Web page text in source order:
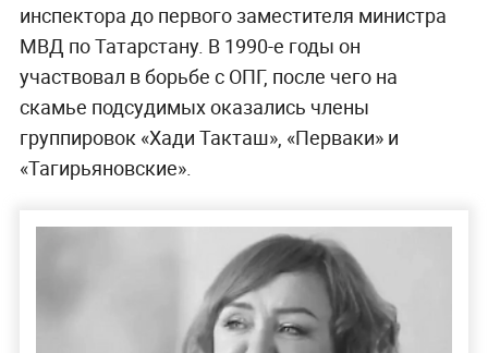
инспектора до первого заместителя министра
МВД по Татарстану. В 1990-е годы он
участвовал в борьбе с ОПГ, после чего на
скамье подсудимых оказались члены
группировок «Хади Такташ», «Перваки» и
«Тагирьяновские».